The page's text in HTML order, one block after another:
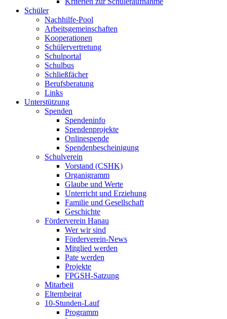
Schüler
Nachhilfe-Pool
Arbeitsgemeinschaften
Kooperationen
Schülervertretung
Schulportal
Schulbus
Schließfächer
Berufsberatung
Links
Unterstützung
Spenden
Spendeninfo
Spendenprojekte
Onlinespende
Spendenbescheinigung
Schulverein
Vorstand (CSHK)
Organigramm
Glaube und Werte
Unterricht und Erziehung
Familie und Gesellschaft
Geschichte
Förderverein Hanau
Wer wir sind
Förderverein-News
Mitglied werden
Pate werden
Projekte
FPGSH-Satzung
Mitarbeit
Elternbeirat
10-Stunden-Lauf
Programm